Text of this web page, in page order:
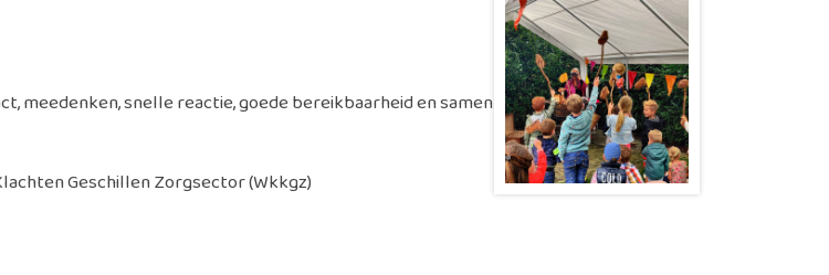
meedenken, snelle reactie, goede bereikbaarheid en samen
Geschillen Zorgsector (Wkkgz)